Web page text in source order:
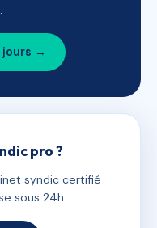
jours →
pro ?
syndic certifié
sous 24h.